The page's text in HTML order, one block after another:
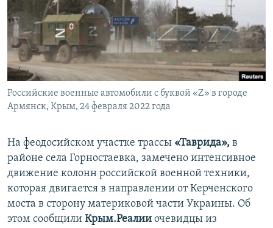
ПОБЕДИТЕЛЕЙ НЕ СУДЯТ?
КРЫМ.НЕПОКОРЕННЫЙ
ELIFBE
УКРАИНСКАЯ ПРОБЛЕМА КРЫМА
ПРИСОЕДИНЯЙТЕСЬ!
Все сайты RFE/RL
Российские военные автомобили с буквой «Z» в городе
Армянск, Крым, 24 февраля 2022 года
На феодосийском участке трассы «Таврида», в
районе села Горностаевка, замечено интенсивное
движение колонн российской военной техники,
которая двигается в направлении от Керченского
моста в сторону материковой части Украины. Об
этом сообщили Крым.Реалии очевидцы из